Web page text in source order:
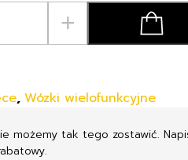
+
, Wózki wielofunkcyjne
możemy tak tego zostawić.